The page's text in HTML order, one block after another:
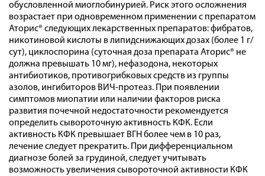
обусловленной миоглобинурией. Риск этого осложнения
возрастает при одновременном применении с препаратом
Аторис® следующих лекарственных препаратов: фибратов,
никотиновой кислоты в липидснижающих дозах (более 1 г/
сут), циклоспорина (суточная доза препарата Аторис® не
должна превышать 10 мг), нефазодона, некоторых
антибиотиков, противогрибковых средств из группы
азолов, ингибиторов ВИЧ-протеаз. При появлении
симптомов миопатии или наличии факторов риска
развития почечной недостаточности рекомендуется
определить сывороточную активность КФК. Если
активность КФК превышает ВГН более чем в 10 раз,
лечение следует прекратить. При дифференциальном
диагнозе болей за грудиной, следует учитывать
возможность увеличения сывороточной активности КФК